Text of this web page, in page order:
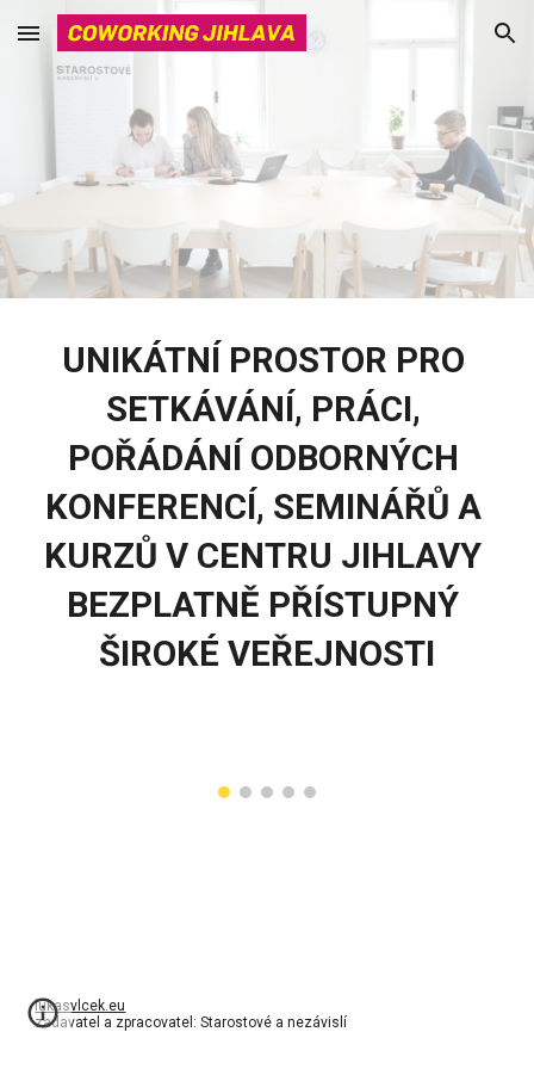
Skip to main content Skip to navigation
UNIKÁTNÍ PROSTOR PRO
SETKÁVÁNÍ, PRÁCI,
POŘÁDÁNÍ ODBORNÝCH
KONFERENCÍ, SEMINÁŘŮ A
KURZŮ V CENTRU JIHLAVY
BEZPLATNĚ PŘÍSTUPNÝ
ŠIROKÉ VEŘEJNOSTI
lukasvlcek.eu
zadavatel a zpracovatel: Starostové a nezávislí